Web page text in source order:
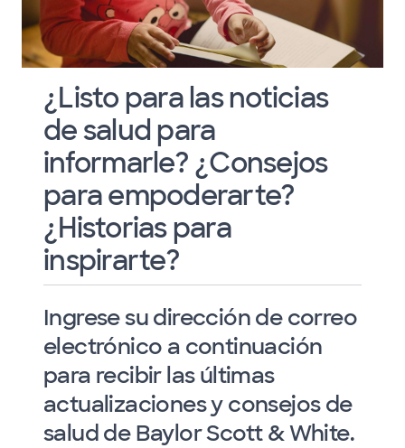
¿Listo para las noticias
de salud para
informarle? ¿Consejos
para empoderarte?
¿Historias para
inspirarte?
Ingrese su dirección de correo
electrónico a continuación
para recibir las últimas
actualizaciones y consejos de
salud de Baylor Scott & White.